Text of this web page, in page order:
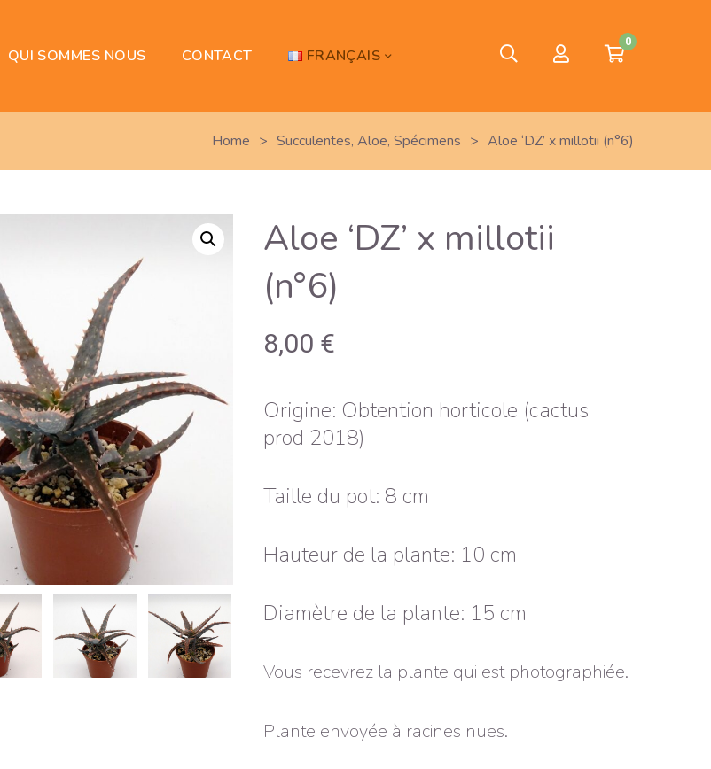
QUI SOMMES NOUS CONTACT FRANÇAIS
0
Home > Succulentes, Aloe, Spécimens > Aloe ‘DZ’ x millotii (n°6)
Aloe ‘DZ’ x millotii
(n°6)
8,00 €
Origine: Obtention horticole (cactus
prod 2018)
Taille du pot: 8 cm
Hauteur de la plante: 10 cm
Diamètre de la plante: 15 cm
Vous recevrez la plante qui est photographiée.
Plante envoyée à racines nues.